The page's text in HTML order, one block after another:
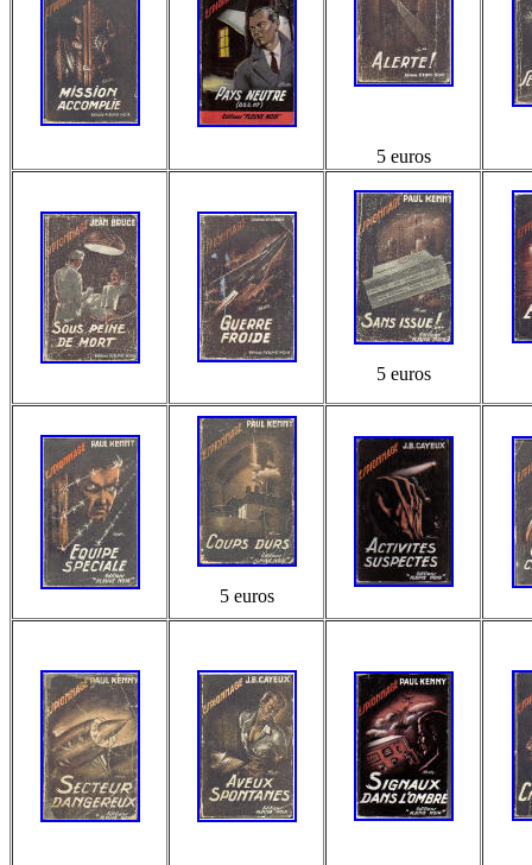
5 euros
5 euros
5 euros